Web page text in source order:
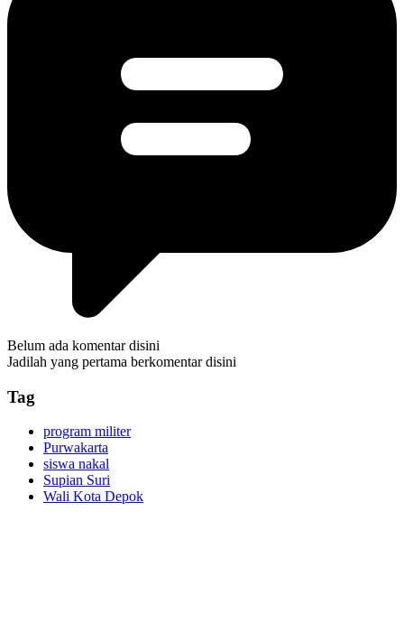
Belum ada komentar disini
Jadilah yang pertama berkomentar disini
Tag
program militer
Purwakarta
siswa nakal
Supian Suri
Wali Kota Depok